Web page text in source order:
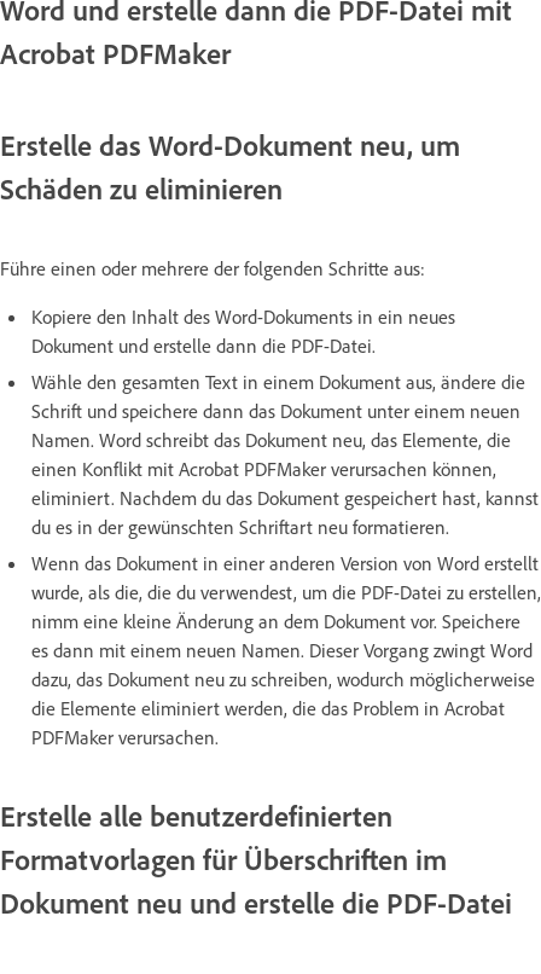
Word und erstelle dann die PDF-Datei mit
Acrobat PDFMaker
Erstelle das Word-Dokument neu, um
Schäden zu eliminieren
Führe einen oder mehrere der folgenden Schritte aus:
Kopiere den Inhalt des Word-Dokuments in ein neues
Dokument und erstelle dann die PDF-Datei.
Wähle den gesamten Text in einem Dokument aus, ändere die
Schrift und speichere dann das Dokument unter einem neuen
Namen. Word schreibt das Dokument neu, das Elemente, die
einen Konflikt mit Acrobat PDFMaker verursachen können,
eliminiert. Nachdem du das Dokument gespeichert hast, kannst
du es in der gewünschten Schriftart neu formatieren.
Wenn das Dokument in einer anderen Version von Word erstellt
wurde, als die, die du verwendest, um die PDF-Datei zu erstellen,
nimm eine kleine Änderung an dem Dokument vor. Speichere
es dann mit einem neuen Namen. Dieser Vorgang zwingt Word
dazu, das Dokument neu zu schreiben, wodurch möglicherweise
die Elemente eliminiert werden, die das Problem in Acrobat
PDFMaker verursachen.
Erstelle alle benutzerdefinierten
Formatvorlagen für Überschriften im
Dokument neu und erstelle die PDF-Datei